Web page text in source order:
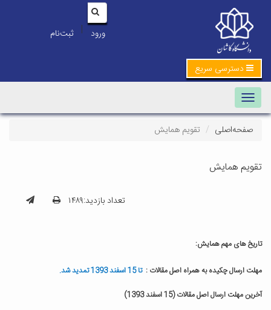
ورود | ثبت‌نام
دسترسی سریع
Toggle navigation
صفحه‌اصلی تقویم همایش
تقویم همایش
تعداد بازدید:۱۴۸۹
تاریخ های مهم همایش:
مهلت ارسال چکیده به همراه اصل مقالات :تا 15 اسفند 1393 تمدید شد.
آخرین مهلت ارسال اصل مقالات (15 اسفند 1393)